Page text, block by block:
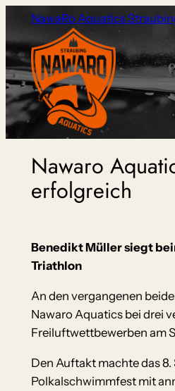
springen
NawaRo Aquatics
Nawaro
erfolgreich
Benedikt Müller siegt
Triathlon
An den vergangenen
Nawaro Aquatics bei drei
Freiluftwettbewerben am
Den Auftakt machte das
Polkalschwimmfest mit